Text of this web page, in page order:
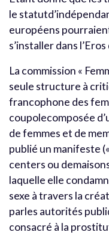
le
européens
s’installer dans
La commission «
seule structure à
francophone des
coupolecomposée
de femmes et de
publié un manifeste
centers ou
laquelle elle
sexe à travers la
parles autorités
consacré à la